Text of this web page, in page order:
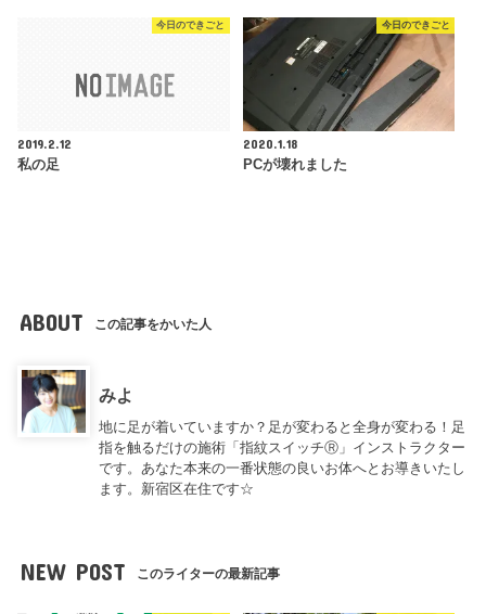
今日のできごと
2019.2.12
私の足
今日のできごと
2020.1.18
PCが壊れました
ABOUT この記事をかいた人
みよ
地に足が着いていますか？足が変わると全身が変わる！足
指を触るだけの施術「指紋スイッチⓇ」インストラクター
です。あなた本来の一番状態の良いお体へとお導きいたし
ます。新宿区在住です☆
NEW POST このライターの最新記事